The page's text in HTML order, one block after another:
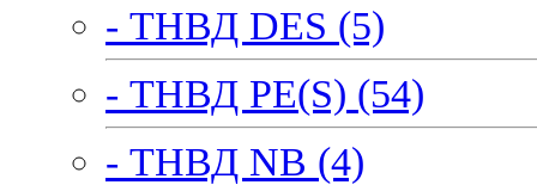
- ТНВД DES (5)
- ТНВД PE(S) (54)
- ТНВД NB (4)